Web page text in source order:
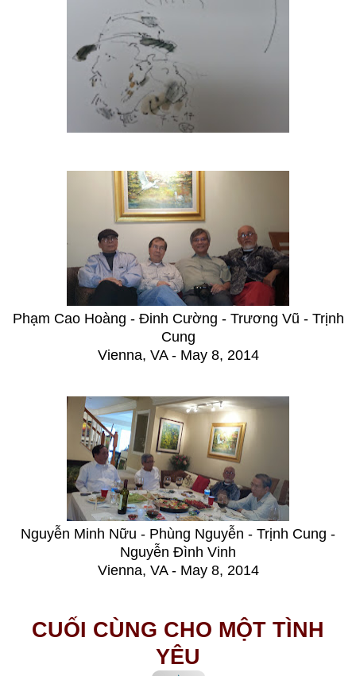
Phạm Cao Hoàng - Đinh Cường - Trương Vũ - Trịnh
Cung
Vienna, VA - May 8, 2014
Nguyễn Minh Nữu - Phùng Nguyễn - Trịnh Cung -
Nguyễn Đình Vinh
Vienna, VA - May 8, 2014
CUỐI CÙNG CHO MỘT TÌNH
YÊU